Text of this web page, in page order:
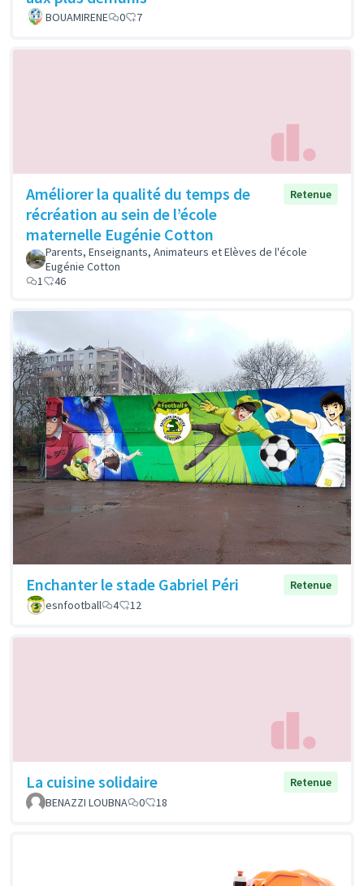
BOUAMIRENE 0 7
Améliorer la qualité du temps de
récréation au sein de l’école
maternelle Eugénie Cotton
Retenue
Parents, Enseignants, Animateurs et Elèves de l'école
Eugénie Cotton
1
46
Enchanter le stade Gabriel Péri
Retenue
esnfootball
4 12
La cuisine solidaire
Retenue
BENAZZI LOUBNA
0 18